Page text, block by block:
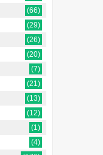
(66)
(29)
(26)
(20)
(7)
(21)
(13)
(12)
(1)
(4)